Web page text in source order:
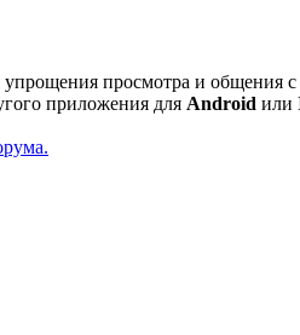
упрощения просмотра и общения
приложения для Android или